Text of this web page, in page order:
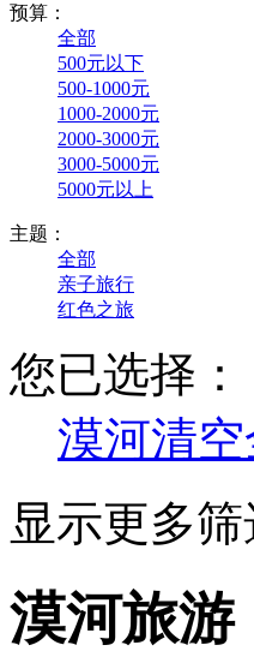
预算：
全部
500元以下
500-1000元
1000-2000元
2000-3000元
3000-5000元
5000元以上
主题：
全部
亲子旅行
红色之旅
您已选择：
漠河清
显示更多
漠河旅游